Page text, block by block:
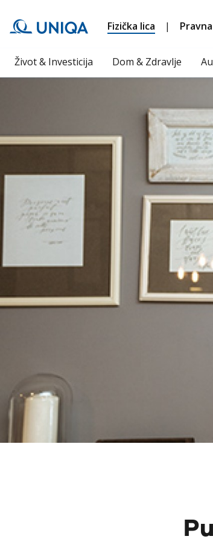
Fizička lica |
Život & Investicija Dom & Zdravlje